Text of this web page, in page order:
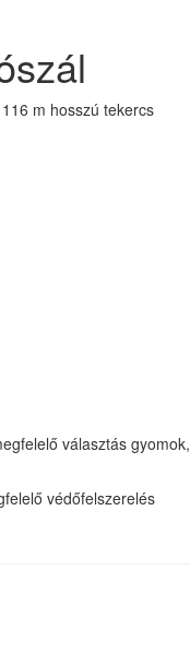
m hosszú tekercs
választás gyomok,
védőfelszerelés